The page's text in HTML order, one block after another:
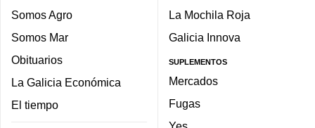
Somos Agro
Somos Mar
Obituarios
La Galicia Económica
El tiempo
La Mochila Roja
Galicia Innova
SUPLEMENTOS
Mercados
Fugas